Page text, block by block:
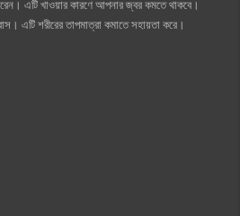
এটি খাওয়ার কারণে আপনার জ্বর কমতে থাকবে।
এটি শরীরের তাপমাত্রা কমাতে সহায়তা করে।